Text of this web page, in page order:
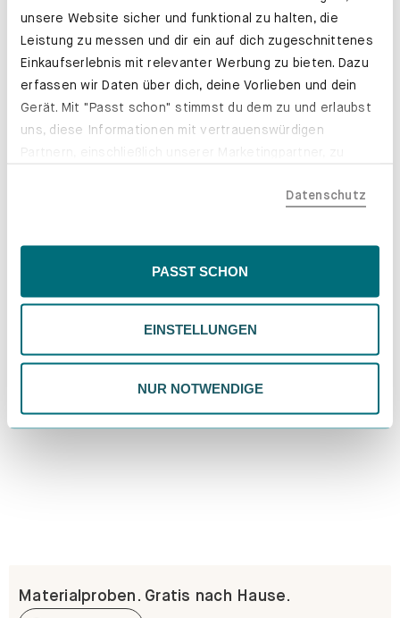
unsere Website sicher und funktional zu halten, die
Leistung zu messen und dir ein auf dich zugeschnittenes
Einkaufserlebnis mit relevanter Werbung zu bieten. Dazu
erfassen wir Daten über dich, deine Vorlieben und dein
Gerät. Mit "Passt schon" stimmst du dem zu und erlaubst
uns, diese Informationen mit vertrauenswürdigen
der EU, beispielsweise in den USA, verarbeitet werden
Inhalte eingeschränkt sein könnten. Wähle
deiner Präferenzen. Du kannst deine Wahl jederzeit
ändern. Weitere Informationen findest du in unserer
Datenschutzrichtlinie.
Datenschutz
PASST SCHON
EINSTELLUNGEN
NUR NOTWENDIGE
Materialproben. Gratis nach Hause.